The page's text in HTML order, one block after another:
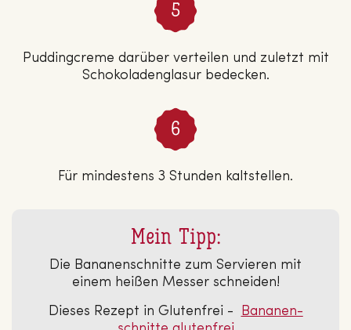
Puddingcreme darüber verteilen und zuletzt mit
Schokoladenglasur bedecken.
Für mindestens 3 Stunden kaltstellen.
Mein Tipp:
Die Bananenschnitte zum Servieren mit
einem heißen Messer schneiden!
Dieses Rezept in Glutenfrei - Ba­na­nen­